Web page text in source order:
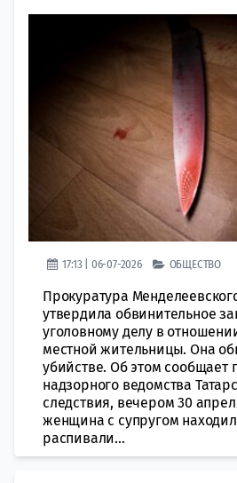
17:13 | 06-07-2026 ОБЩЕСТВО
Прокуратура
утвердила обвинительное
уголовному делу в
местной жительницы. Она
убийстве. Об этом сообщает
надзорного ведомства
следствия, вечером 30
женщина с супругом
распивали...